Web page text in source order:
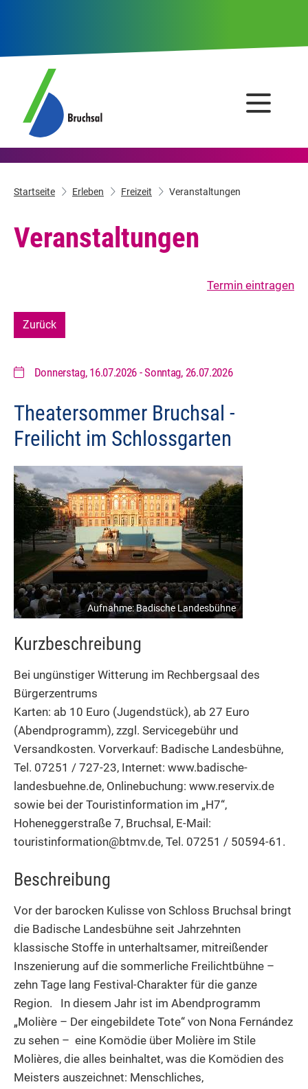
Startseite Erleben Freizeit Veranstaltungen
Veranstaltungen
Termin eintragen
Zurück
Donnerstag, 16.07.2026 -Sonntag, 26.07.2026
Theatersommer Bruchsal -
Freilicht im Schlossgarten
Aufnahme: Badische Landesbühne
Kurzbeschreibung
Bei ungünstiger Witterung im Rechbergsaal des
Bürgerzentrums
Karten: ab 10 Euro (Jugendstück), ab 27 Euro
(Abendprogramm), zzgl. Servicegebühr und
Versandkosten. Vorverkauf: Badische Landesbühne,
Tel. 07251 / 727-23, Internet: www.badische-
landesbuehne.de, Onlinebuchung: www.reservix.de
sowie bei der Touristinformation im „H7“,
Hoheneggerstraße 7, Bruchsal, E-Mail:
touristinformation@btmv.de, Tel. 07251 / 50594-61.
Beschreibung
Vor der barocken Kulisse von Schloss Bruchsal bringt
die Badische Landesbühne seit Jahrzehnten
klassische Stoffe in unterhaltsamer, mitreißender
Inszenierung auf die sommerliche Freilichtbühne –
zehn Tage lang Festival-Charakter für die ganze
Region. In diesem Jahr ist im Abendprogramm
„Molière – Der eingebildete Tote“ von Nona Fernández
zu sehen – eine Komödie über Molière im Stile
Molières, die alles beinhaltet, was die Komödien des
Meisters auszeichnet: Menschliches,